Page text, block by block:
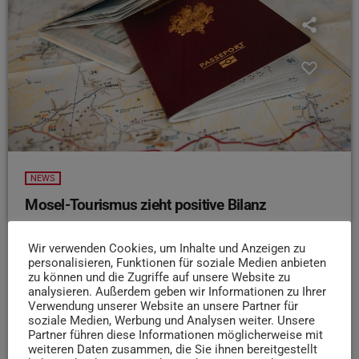
NEWS
Mosel-Tourismus zieht positive Bilanz
Gästezahlen für die Mosel-Saar-Region verzeichnet. Laut
Pressemitteilung kamen im April 19,9 Prozent mehr Gäste
als im Vorjahr, die Übernachtungen stiegen um 24,6
Prozent. Vor allem die Osterferien sorgten für volle
Hotels, Winzerhöfe und Campingplätze. Auch für die
Sommerferien sind viele Unterkünfte schon gut gebucht.
Wir verwenden Cookies, um Inhalte und Anzeigen zu
personalisieren, Funktionen für soziale Medien anbieten
zu können und die Zugriffe auf unsere Website zu
analysieren. Außerdem geben wir Informationen zu Ihrer
Verwendung unserer Website an unsere Partner für
soziale Medien, Werbung und Analysen weiter. Unsere
Partner führen diese Informationen möglicherweise mit
weiteren Daten zusammen, die Sie ihnen bereitgestellt